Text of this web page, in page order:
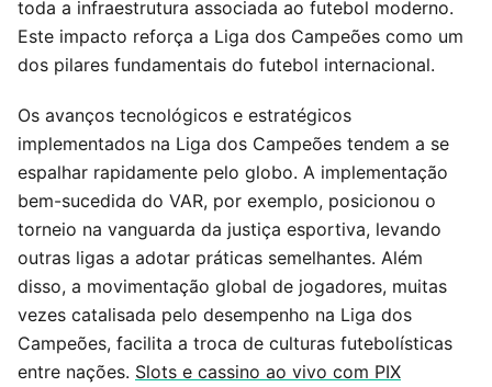
toda a infraestrutura associada ao futebol moderno.
Este impacto reforça a Liga dos Campeões como um
dos pilares fundamentais do futebol internacional.
Os avanços tecnológicos e estratégicos
implementados na Liga dos Campeões tendem a se
espalhar rapidamente pelo globo. A implementação
bem-sucedida do VAR, por exemplo, posicionou o
torneio na vanguarda da justiça esportiva, levando
outras ligas a adotar práticas semelhantes. Além
disso, a movimentação global de jogadores, muitas
vezes catalisada pelo desempenho na Liga dos
Campeões, facilita a troca de culturas futebolísticas
entre nações. Slots e cassino ao vivo com PIX